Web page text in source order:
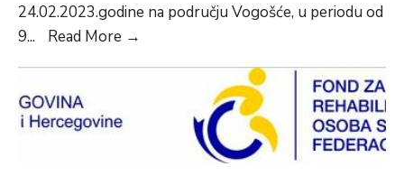
24.02.2023.godine na području Vogošće, u periodu od
9... Read More →